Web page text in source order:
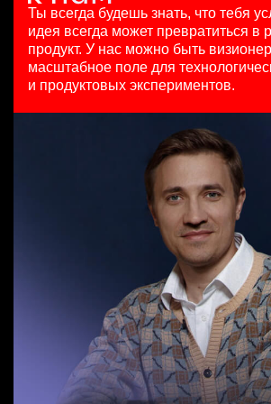
7 авг. 2026
150000 ₽
Санкт-Петербург
HeadHunter::Коммерческий департамент
125000 - 175000 ₽
Ярославль
Специалист телемаркетинга
HeadHunter::Телефонные продажи
29 июл. 2026
з/п не указана
Москва
Ты всегда будешь знать, что тебя
идея всегда может превратиться в
продукт. У нас можно быть
масштабное поле для
и продуктовых экспериментов.